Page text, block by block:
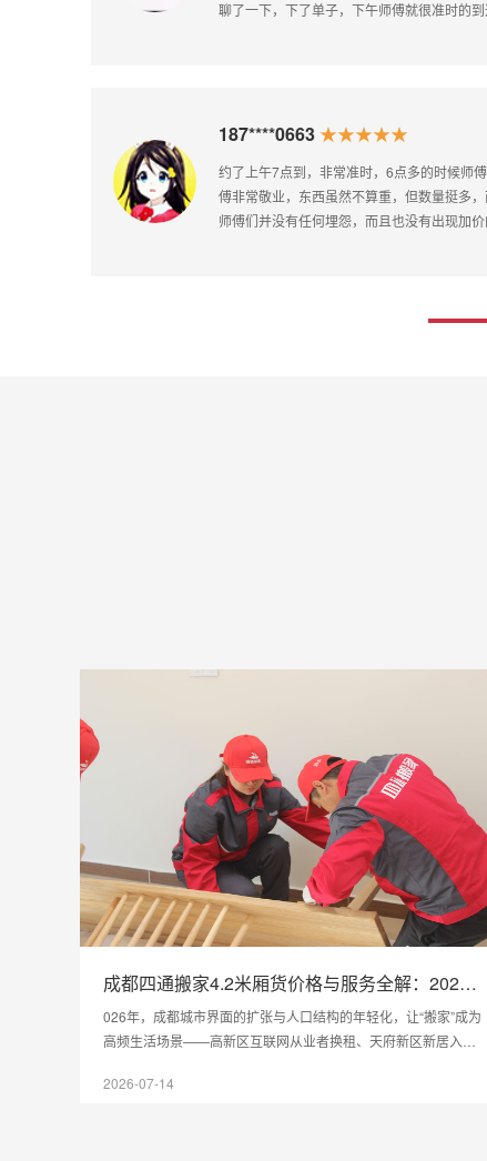
182****0651★★★★★
四通搬家师傅服务很周到，搬运经验很足
成都四通搬家4.2米厢货价格与服务全解：2026
年本地计费规则实问实答
026年，成都城市界面的扩张与人口结构的年轻化，让“搬家”成为
高频生活场景——高新区互联网从业者换租、天府新区新居入
所，各类搬迁需求交织。然而，不少成都市民反映，搬家市场里
2026-07-14